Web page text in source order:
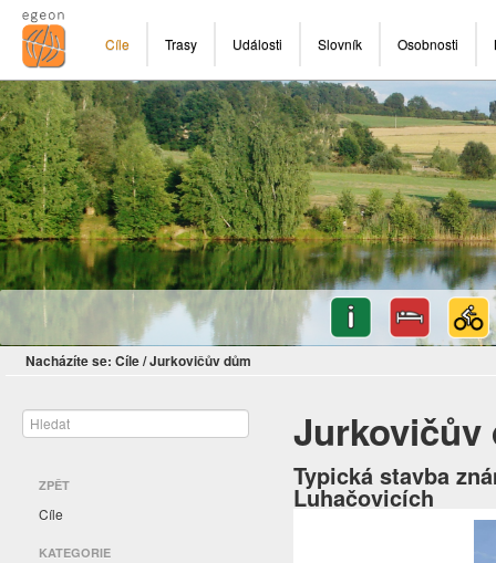
Cíle Trasy Události Slovník Osobnosti
Nacházíte se: Cíle/Jurkovičův dům
ZPĚT
Cíle
KATEGORIE
Jurkovičův
Typická stavba
Luhačovicích